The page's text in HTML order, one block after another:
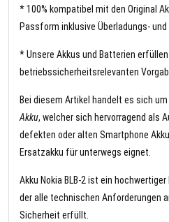
* 100% kompatibel mit den Original
Passform inklusive Überladungs-
* Unsere Akkus und Batterien
betriebssicherheitsrelevanten
Bei diesem Artikel handelt es sich um
Akku, welcher sich hervorragend als
defekten oder alten Smartphone
Ersatzakku für unterwegs eignet.
Akku Nokia BLB-2 ist ein
der alle technischen Anforderungen
Sicherheit erfüllt.